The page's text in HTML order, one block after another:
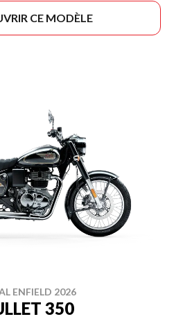
CE MODÈLE
ENFIELD 2026
350